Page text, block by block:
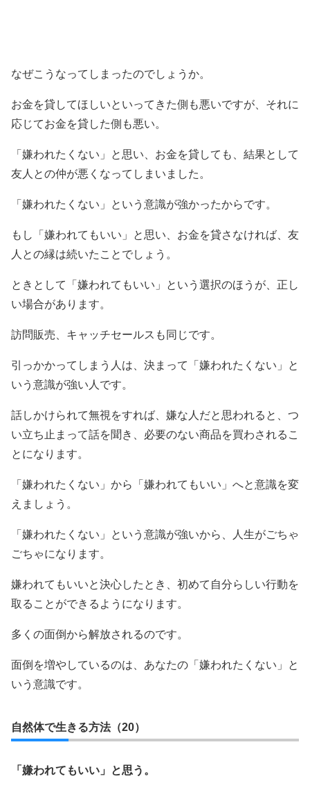
なぜこうなってしまったのでしょうか。
お金を貸してほしいといってきた側も悪いですが、それに
応じてお金を貸した側も悪い。
「嫌われたくない」と思い、お金を貸しても、結果として
友人との仲が悪くなってしまいました。
「嫌われたくない」という意識が強かったからです。
もし「嫌われてもいい」と思い、お金を貸さなければ、友
人との縁は続いたことでしょう。
ときとして「嫌われてもいい」という選択のほうが、正し
い場合があります。
訪問販売、キャッチセールスも同じです。
引っかかってしまう人は、決まって「嫌われたくない」と
いう意識が強い人です。
話しかけられて無視をすれば、嫌な人だと思われると、つ
い立ち止まって話を聞き、必要のない商品を買わされるこ
とになります。
「嫌われたくない」から「嫌われてもいい」へと意識を変
えましょう。
「嫌われたくない」という意識が強いから、人生がごちゃ
ごちゃになります。
嫌われてもいいと決心したとき、初めて自分らしい行動を
取ることができるようになります。
多くの面倒から解放されるのです。
面倒を増やしているのは、あなたの「嫌われたくない」と
いう意識です。
自然体で生きる方法（20）
「嫌われてもいい」と思う。